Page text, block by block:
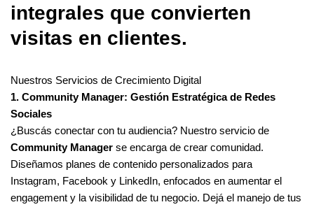
integrales que convierten
visitas en clientes.
Nuestros Servicios de Crecimiento Digital
1. Community Manager: Gestión Estratégica de Redes
Sociales
¿Buscás conectar con tu audiencia? Nuestro servicio de
Community Manager se encarga de crear comunidad.
Diseñamos planes de contenido personalizados para
Instagram, Facebook y LinkedIn, enfocados en aumentar el
engagement y la visibilidad de tu negocio. Dejá el manejo de tus